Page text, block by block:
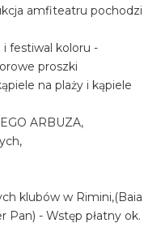
amfiteatru pochodzi
i festiwal koloru -
proszki
na plaży i kąpiele
ARBUZA,
klubów w Rimini,(Baia
Pan) - Wstęp płatny ok.